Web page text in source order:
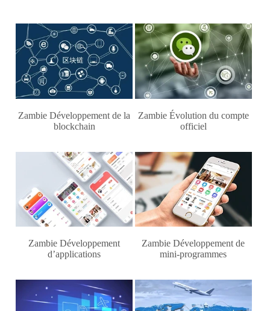
Zambie Développement de la
blockchain
Zambie Évolution du compte
officiel
Zambie Développement
d’applications
Zambie Développement de
mini-programmes